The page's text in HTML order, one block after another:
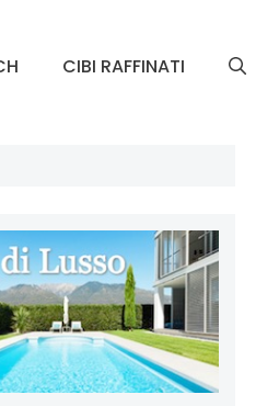
CIBI RAFFINATI